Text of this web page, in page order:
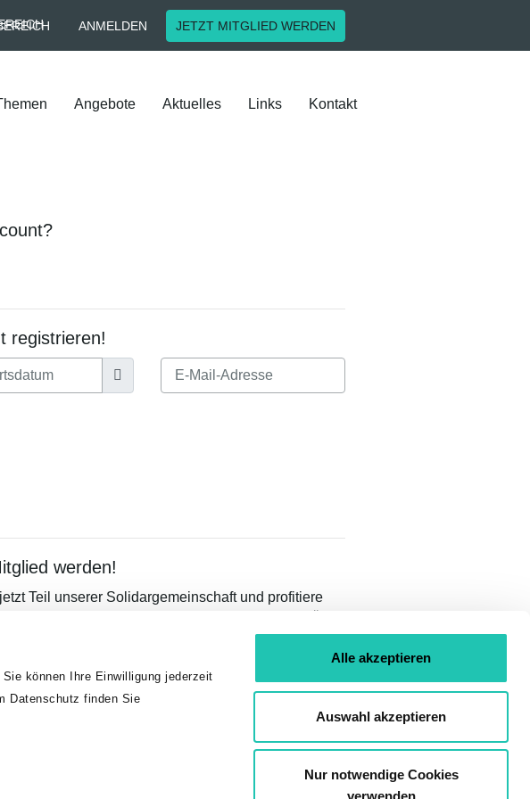
können Ihre Einwilligung jederzeit
Datenschutz finden Sie
Alle akzeptieren
Auswahl akzeptieren
Nur notwendige Cookies
verwenden
ANMELDEN JETZT MITGLIED WERDEN
Angebote Aktuelles Links Kontakt
registrieren!
werden!
Teil unserer Solidargemeinschaft und profitiere